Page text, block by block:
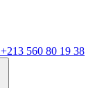
+213 560 80 19 38